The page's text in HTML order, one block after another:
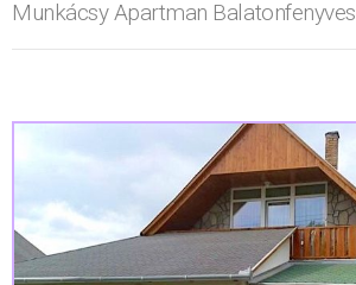
Munkácsy Apartman Balatonfenyves